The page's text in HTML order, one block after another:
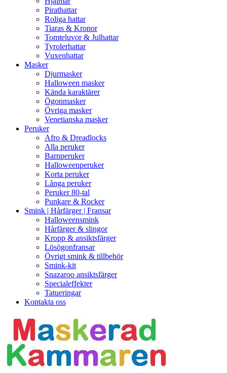
Pirathattar
Roliga hattar
Tiaras & Kronor
Tomteluvor & Julhattar
Tyrolerhattar
Vuxenhattar
Masker
Djurmasker
Halloween masker
Kända karaktärer
Ögonmasker
Övriga masker
Venetianska masker
Peruker
Afro & Dreadlocks
Alla peruker
Barnperuker
Halloweenperuker
Korta peruker
Långa peruker
Peruker 80-tal
Punkare & Rocker
Smink | Hårfärger | Fransar
Halloweensmink
Hårfärger & slingor
Kropp & ansiktsfärger
Lösögonfransar
Övrigt smink & tillbehör
Smink-kit
Snazaroo ansiktsfärger
Specialeffekter
Tatueringar
Kontakta oss